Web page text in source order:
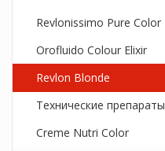
Revlonissimo Pure Color
Orofluido Colour Elixir
Revlon Blonde
Технические препараты
Creme Nutri Color